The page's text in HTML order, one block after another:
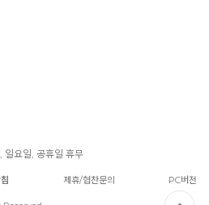
요일, 공휴일 휴무
제휴/협찬문의 PC버전